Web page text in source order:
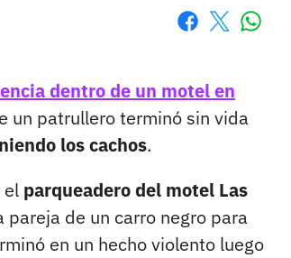
dentro de un motel en
un patrullero terminó sin vida
los cachos.
el parqueadero del motel Las
pareja de un carro negro para
en un hecho violento luego